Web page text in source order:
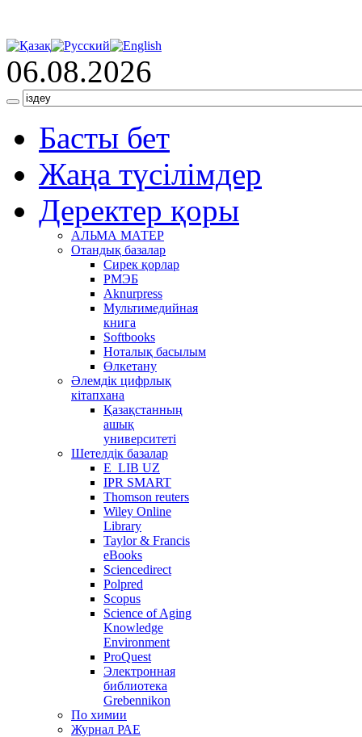
06.08.2026
Басты бет
Жаңа түсілімдер
Деректер қоры
АЛЬМА МАТЕР
Отандық базалар
Сирек қорлар
РМЭБ
Аknurpress
Мультимедийная
книга
Softbooks
Ноталық басылым
Өлкетану
Әлемдік цифрлық
кітапхана
Қазақстанның
ашық
университеті
Шетелдік базалар
E_LIB UZ
IPR SMART
Thomson reuters
Wiley Online
Library
Taylor & Francis
eBooks
Sciencedirect
Polpred
Scopus
Science of Aging
Knowledge
Environment
ProQuest
Электронная
библиотека
Grebennikon
По химии
Журнал РАЕ